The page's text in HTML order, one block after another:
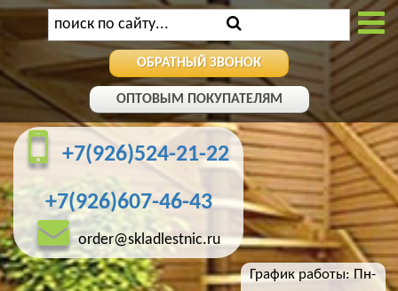
ОБРАТНЫЙ ЗВОНОК
ОПТОВЫМ ПОКУПАТЕЛЯМ
+7(926)524-21-22
+7(926)607-46-43
order@skladlestnic.ru
График работы: Пн-